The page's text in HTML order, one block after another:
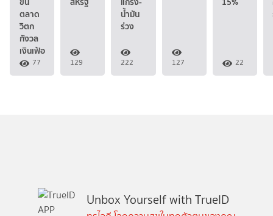
ตลาด
วิตก
กังวล
เงินเฟ้อ
77 129
น้ำมัน
ร่วง
222 127 22
Unbox Yourself with TrueID